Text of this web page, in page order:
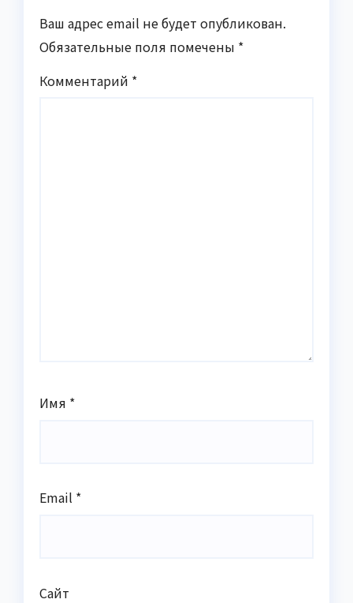
Ваш адрес email не будет опубликован.
Обязательные поля помечены *
Комментарий *
Имя *
Email *
Сайт